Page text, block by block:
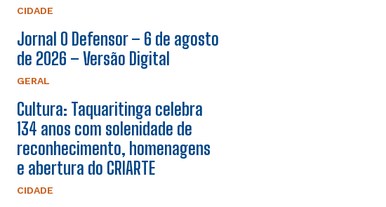
CIDADE
Jornal O Defensor – 6 de agosto
de 2026 – Versão Digital
GERAL
Cultura: Taquaritinga celebra
134 anos com solenidade de
reconhecimento, homenagens
e abertura do CRIARTE
CIDADE